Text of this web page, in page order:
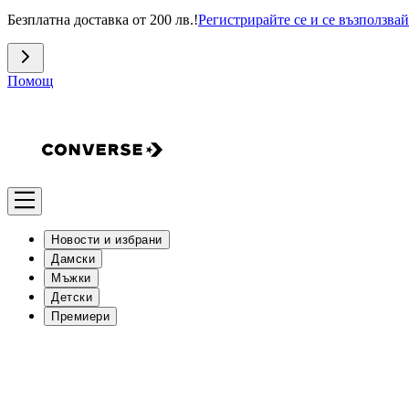
Безплатна доставка от 200 лв.!Регистрирайте се и се
Помощ
Новости и избрани
Дамски
Мъжки
Детски
Премиери